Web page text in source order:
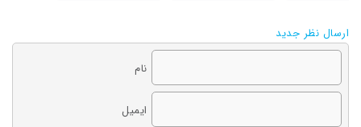
ارسال نظر جدید
نام
ایمیل